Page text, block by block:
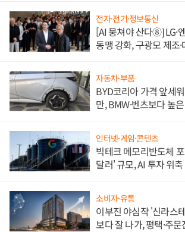
전자·전기·정보통신
[AI 뭉쳐야 산다⑧] LG·
동맹 강화, 구광모 제조
자동차·부품
BYD코리아 가격 앞세
만, BMW·벤츠보다 높
인터넷·게임·콘텐츠
빅테크 메모리반도체
달러' 규모, AI 투자 위
소비자·유통
이부진 야심작 '신라스
보다 잘 나가, 평택·주문